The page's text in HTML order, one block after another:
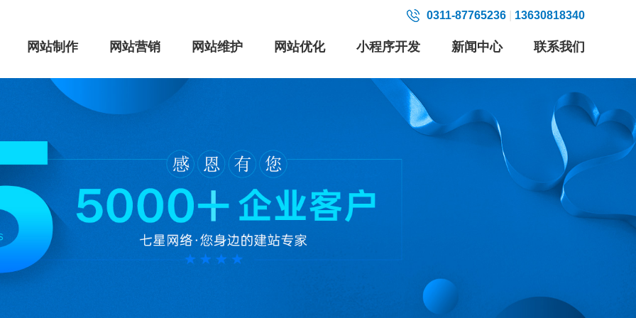
0311-87765236 13630818340
网站制作 网站营销 网站维护 网站优化 小程序开发 新闻中心 联系我们